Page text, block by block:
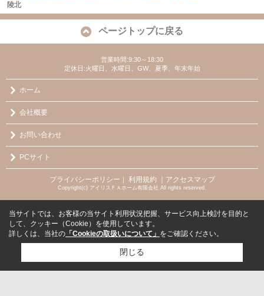
陵北
ページトップに戻る
営業時間:9:30～18:30
定休日:火曜日、水曜日、GW、夏季、年末年始
ホーム
会社概要
お問い合わせ
PCサイト
プライバシーポリシー 利用規約 ｜アクセスマップ
Copyright(c) アイリスＦＡホーム有限会社 All rights reserved.
当サイトでは、お客様の当サイト利用状況把握、サービス向上検討を目的と
して、クッキー（Cookie）を使用しています。
詳しくは、当社の 「Cookieの取扱いについて」 をご確認ください。
閉じる